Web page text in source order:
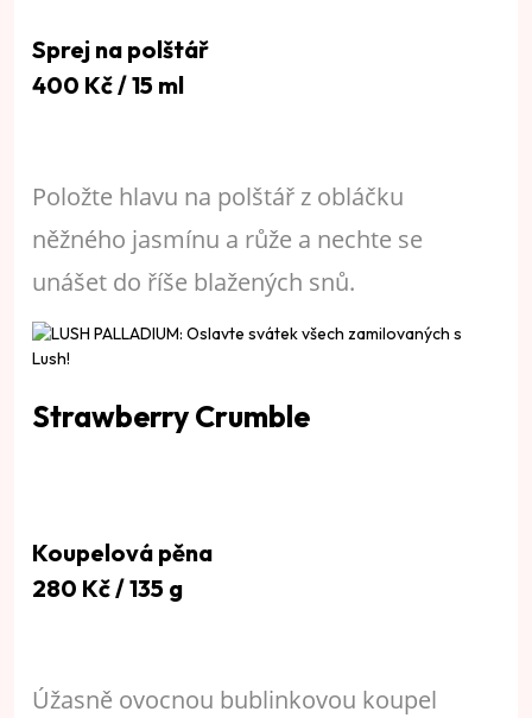
Sprej na polštář
400 Kč / 15 ml
Položte hlavu na polštář z obláčku
něžného jasmínu a růže a nechte se
unášet do říše blažených snů.
Strawberry Crumble
Koupelová pěna
280 Kč / 135 g
Úžasně ovocnou bublinkovou koupel